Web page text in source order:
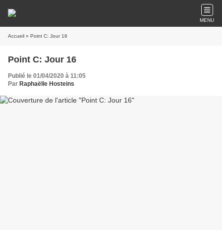
MENU
Accueil » Point C: Jour 16
Point C: Jour 16
Publié le 01/04/2020 à 11:05
Par Raphaëlle Hosteins